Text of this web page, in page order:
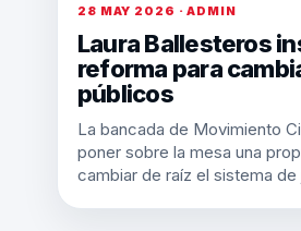
28 MAY 2026 · ADMIN
Laura Ballesteros
reforma para
públicos
La bancada de Movimiento
poner sobre la mesa una
cambiar de raíz el sistema